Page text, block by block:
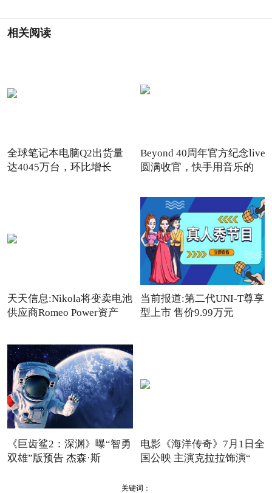
相关阅读
全球笔记本电脑Q2出货量
达4045万台，环比增长
Beyond 40周年官方纪念live
圆满收官，快手用音乐的
天天信息:Nikola将变卖电池
供应商Romeo Power资产
当前报道:第二代UNI-T尊享
型上市 售价9.99万元
《巨齿鲨2：深渊》曝“智勇
双雄”版预告 杰森·斯
电影《海洋传奇》7月1日全
国公映 主演克拉拉饰演“
关键词：